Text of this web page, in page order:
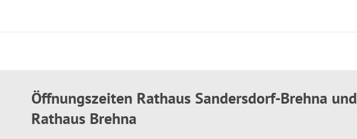
Öffnungszeiten Rathaus Sandersdorf-Brehna und
Rathaus Brehna